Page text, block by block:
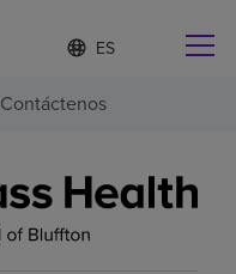
Lista
de
contraída
d
o
s
e
e
Contáctenos